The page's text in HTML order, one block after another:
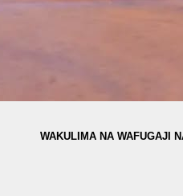
WAKULIMA NA WAFUGAJI